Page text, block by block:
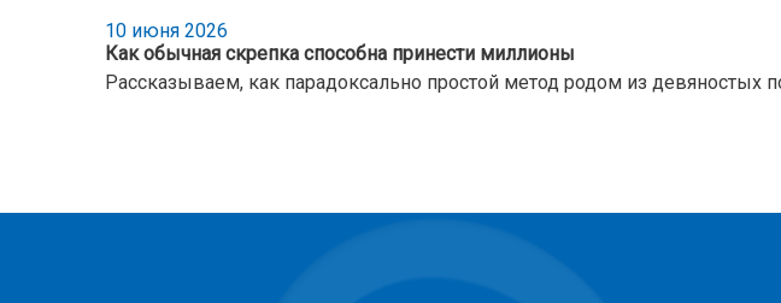
10 июня 2026
Как обычная скрепка способна принести миллионы
Рассказываем, как парадоксально простой метод родом из девяностых